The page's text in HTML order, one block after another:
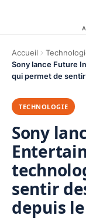
Accueil
Sony lance Future
qui permet de
TECHNOLOGIE
Sony
sentir
depuis